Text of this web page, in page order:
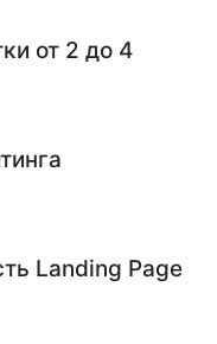
от 2 до 4
Landing Page